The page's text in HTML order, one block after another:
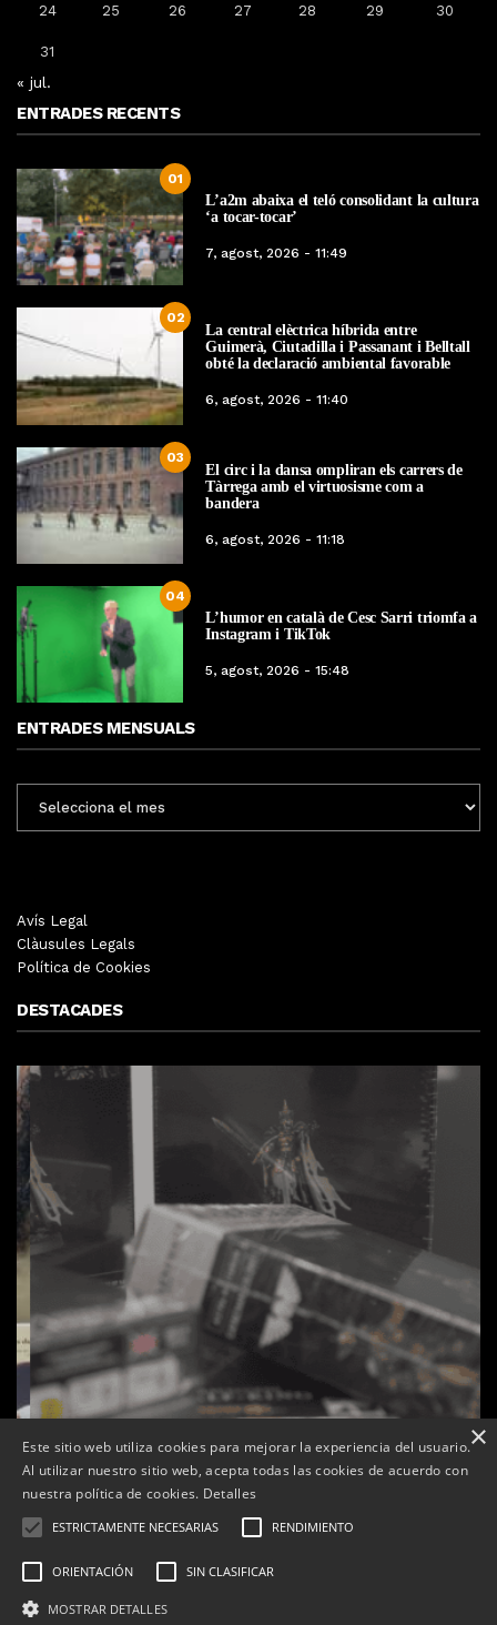
24 25 26 27 28 29 30
31
« jul.
ENTRADES RECENTS
01
L’a2m abaixa el teló consolidant la cultura
‘a tocar-tocar’
7, agost, 2026 - 11:49
02
La central elèctrica híbrida entre
Guimerà, Ciutadilla i Passanant i Belltall
obté la declaració ambiental favorable
6, agost, 2026 - 11:40
03
El circ i la dansa ompliran els carrers de
Tàrrega amb el virtuosisme com a
bandera
6, agost, 2026 - 11:18
04
L’humor en català de Cesc Sarri triomfa a
Instagram i TikTok
5, agost, 2026 - 15:48
ENTRADES MENSUALS
MENSUALS
Avís Legal
Clàusules Legals
Política de Cookies
DESTACADES
La botiga L’K de Balaguer es converteix en nou punt
×
Este sitio web utiliza cookies para mejorar la experiencia del usuario.
Al utilizar nuestro sitio web, acepta todas las cookies de acuerdo con
nuestra política de cookies. Detalles
ESTRICTAMENTE NECESARIAS RENDIMIENTO
ORIENTACIÓN SIN CLASIFICAR
MOSTRAR DETALLES